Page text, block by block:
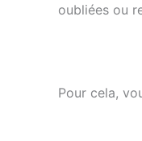
oubliées ou
Pour cela,